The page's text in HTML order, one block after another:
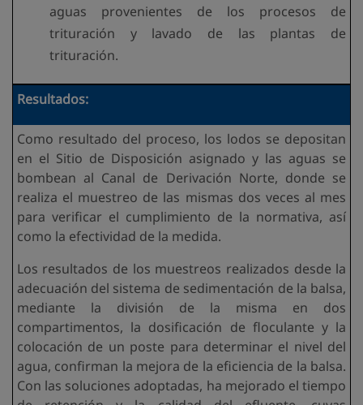
aguas provenientes de los procesos de
trituración y lavado de las plantas de
trituración.
Resultados:
Como resultado del proceso, los lodos se depositan
en el Sitio de Disposición asignado y las aguas se
bombean al Canal de Derivación Norte, donde se
realiza el muestreo de las mismas dos veces al mes
para verificar el cumplimiento de la normativa, así
como la efectividad de la medida.
Los resultados de los muestreos realizados desde la
adecuación del sistema de sedimentación de la balsa,
mediante la división de la misma en dos
compartimentos, la dosificación de floculante y la
colocación de un poste para determinar el nivel del
agua, confirman la mejora de la eficiencia de la balsa.
Con las soluciones adoptadas, ha mejorado el tiempo